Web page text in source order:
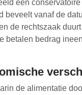
een
beveelt vanaf de
de rechtszaak
betalen bedrag
de alimentatie